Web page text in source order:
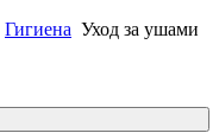
Гигиена Уход за ушами